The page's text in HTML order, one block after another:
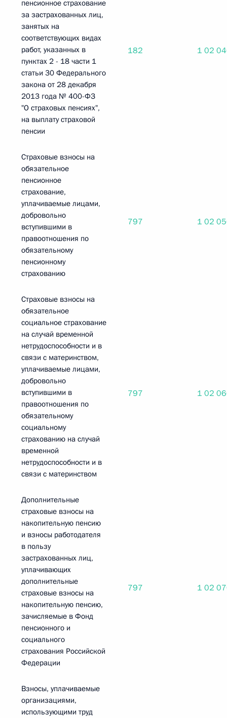
пенсионное страхование
за застрахованных лиц,
занятых на
соответствующих видах
работ, указанных в
пунктах 2 - 18 части 1
статьи 30 Федерального
закона от 28 декабря
2013 года № 400-ФЗ
"О страховых пенсиях",
на выплату страховой
пенсии
182 1 02
Страховые взносы на
обязательное
пенсионное
страхование,
уплачиваемые лицами,
добровольно
вступившими в
правоотношения по
обязательному
пенсионному
страхованию
797 1 02
Страховые взносы на
обязательное
социальное страхование
на случай временной
нетрудоспособности и в
связи с материнством,
уплачиваемые лицами,
добровольно
вступившими в
правоотношения по
обязательному
социальному
страхованию на случай
временной
нетрудоспособности и в
связи с материнством
797 1 02
Дополнительные
страховые взносы на
накопительную пенсию
и взносы работодателя
в пользу
застрахованных лиц,
уплачивающих
дополнительные
страховые взносы на
накопительную пенсию,
зачисляемые в Фонд
пенсионного и
социального
страхования Российской
Федерации
797 1 02
Взносы, уплачиваемые
организациями,
использующими труд